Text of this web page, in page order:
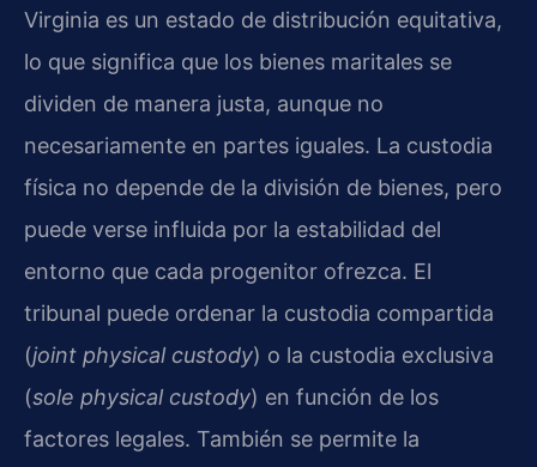
Virginia es un estado de distribución equitativa,
lo que significa que los bienes maritales se
dividen de manera justa, aunque no
necesariamente en partes iguales. La custodia
física no depende de la división de bienes, pero
puede verse influida por la estabilidad del
entorno que cada progenitor ofrezca. El
tribunal puede ordenar la custodia compartida
(joint physical custody) o la custodia exclusiva
(sole physical custody) en función de los
factores legales. También se permite la